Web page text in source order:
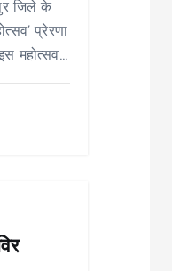
जिले के
प्रेरणा
महोत्सव…